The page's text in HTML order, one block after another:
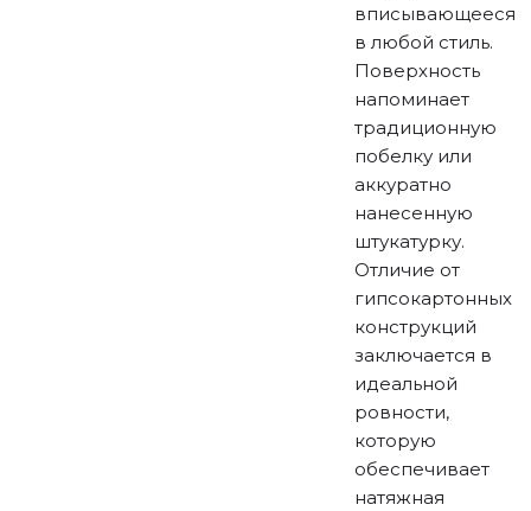
вписывающееся
в любой стиль.
Поверхность
напоминает
традиционную
побелку или
аккуратно
нанесенную
штукатурку.
Отличие от
гипсокартонных
конструкций
заключается в
идеальной
ровности,
которую
обеспечивает
натяжная